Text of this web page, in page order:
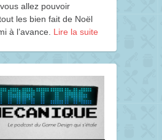
allez pouvoir
les bien fait de Noël
à l’avance. Lire la suite